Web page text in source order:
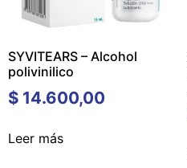
SYVITEARS – Alcohol
polivinilico
$ 14.600,00
Leer más